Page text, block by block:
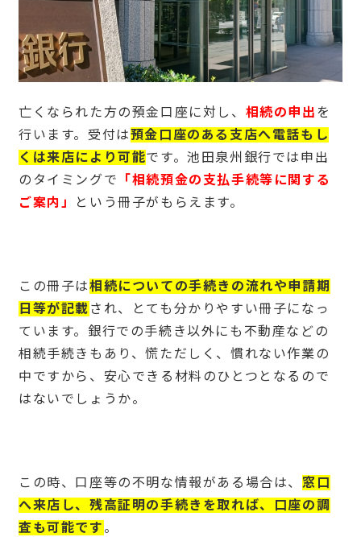
亡くなられた方の預金口座に対し、 相続の申出 を
行います。受付は預金口座のある支店へ電話もし
くは来店により可能です。池田泉州銀行では申出
のタイミングで
「相続預金の支払手続等に関する
ご案内」
という冊子がもらえます。
この冊子は相続についての手続きの流れや申請期
日等が記載 され、とても分かりやすい冊子になっ
ています。銀行での手続き以外にも不動産などの
相続手続きもあり、慌ただしく、慣れない作業の
中ですから、安心できる材料のひとつとなるので
はないでしょうか。
この時、口座等の不明な情報がある場合は、窓口
へ来店し、残高証明の手続きを取れば、口座の調
査も可能です 。